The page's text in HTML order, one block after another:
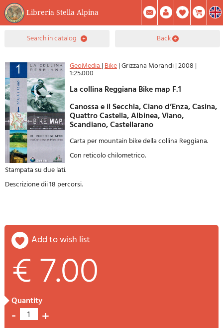
Libreria Stella Alpina
0Item(s) In Your Cart
Summary
Facebook
Create Account Mod. Password
search in catalog back
GeoMedia|Bike|Grizzana Morandi|2008 |
1:25.000
La collina Reggiana Bike map F.1
Canossa e il Secchia, Ciano d’Enza, Casina,
Quattro Castella, Albinea, Viano,
Scandiano, Castellarano
Carta per mountain bike della collina Reggiana.
Con reticolo chilometrico.
Stampata su due lati.
Descrizione dii 18 percorsi.
add to wish list
€ 7.00
quantity
- 1 +